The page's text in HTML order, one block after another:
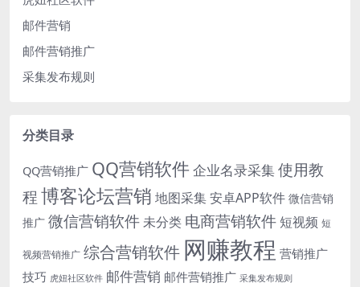
邮件营销
邮件营销推广
采集发布规则
分类目录
QQ营销推广 QQ营销软件企业名录采集使用教
程博客论坛营销 地图采集安卓APP软件 微信营销
推广 微信营销软件未分类 电商营销软件短视频 短
视频营销推广 综合营销软件 网赚教程 营销推广
技巧 虎妞社区软件 邮件营销 邮件营销推广 采集发布规则